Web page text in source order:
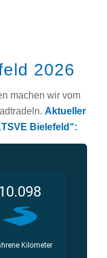
2026
machen wir vom
Aktueller
Bielefeld“: